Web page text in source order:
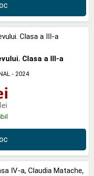
Clasa a III-a
- 2024